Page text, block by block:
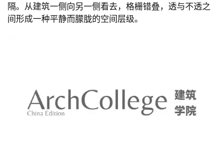
隔。从建筑一侧向另一侧看去，格栅错叠，透与不透之
间形成一种平静而朦胧的空间层级。